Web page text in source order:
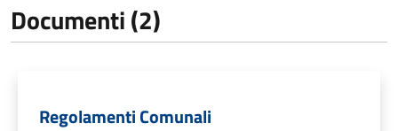
Documenti (2)
Regolamenti Comunali